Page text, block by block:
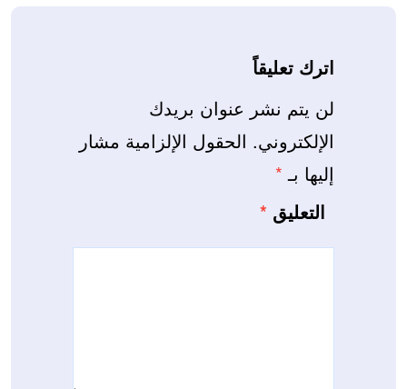
اترك تعليقاً
لن يتم نشر عنوان بريدك
الإلكتروني. الحقول الإلزامية مشار
إليها بـ *
التعليق *